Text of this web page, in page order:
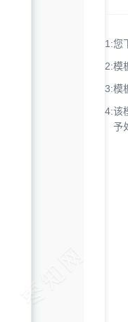
1:您
2:模
3:模
4:该
予